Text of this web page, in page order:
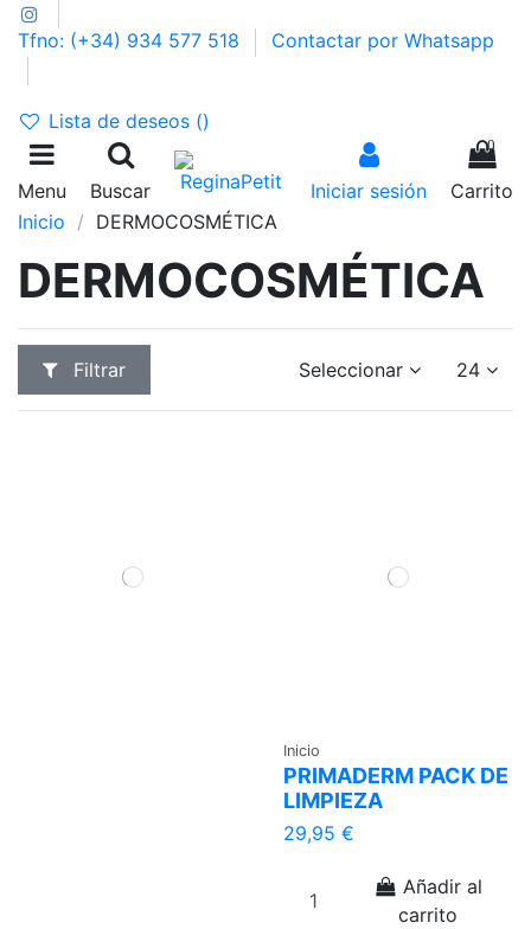
Tfno: (+34) 934 577 518 Contactar por Whatsapp
Lista de deseos ()
Menu Buscar Iniciar sesión
0
Carrito
Inicio
DERMOCOSMÉTICA
DERMOCOSMÉTICA
Filtrar Seleccionar 24
Inicio
PRIMADERM PACK DE
LIMPIEZA
29,95 €
Añadir al
carrito